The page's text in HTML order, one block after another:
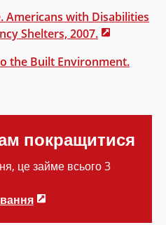
Americans with Disabilities
Shelters, 2007.
the Built Environment.
покращитися
це займе всього 3